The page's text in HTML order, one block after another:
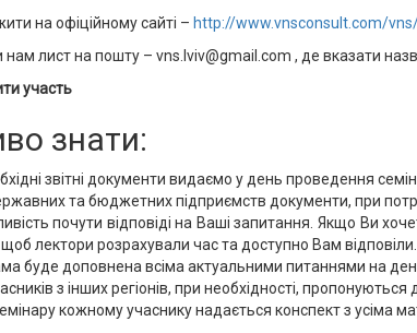
на офіційному сайті – http://www.vnsconsult.com/
нам лист на пошту – vns.lviv@gmail.com , де вказати
участь
знати:
звітні документи видаємо у день проведення
та бюджетних підприємств документи, при
почути відповіді на Ваші запитання. Якщо Ви
лектори розрахували час та доступно Вам відповіли.
буде доповнена всіма актуальними питаннями на
з інших регіонів, при необхідності,
кожному учаснику надається конспект з усіма